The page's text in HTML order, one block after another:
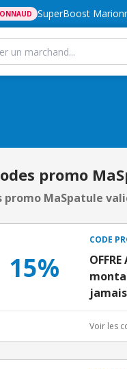
SuperBoost
promo
promo MaSpatule
15%
CODE
Voir les